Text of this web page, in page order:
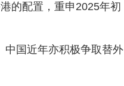
的配置，重申2025年初
中国近年亦积极争取替外